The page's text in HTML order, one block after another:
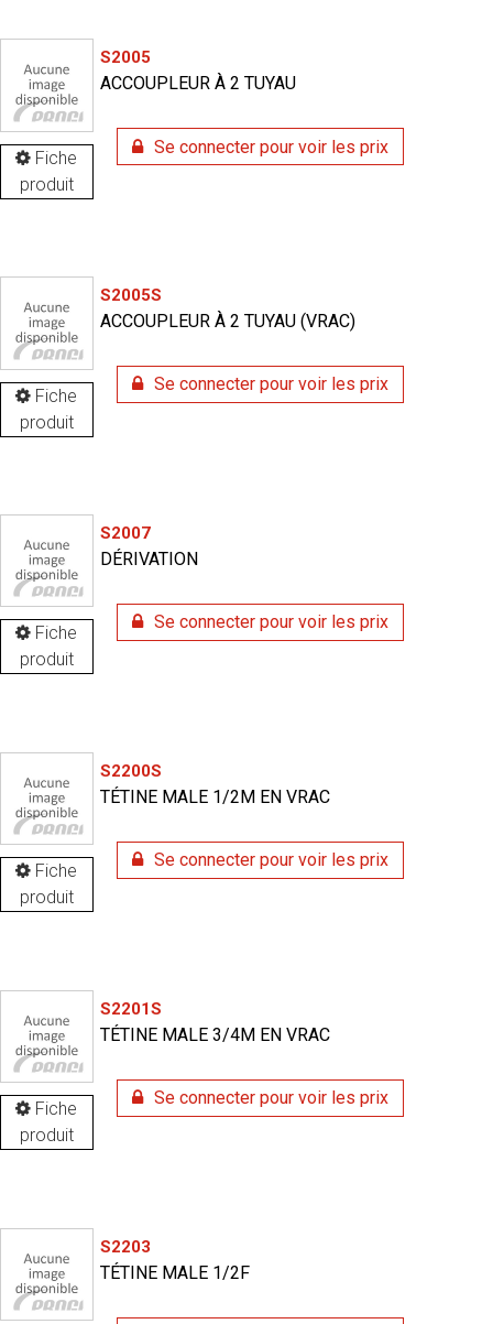
Fiche
produit
S2005
ACCOUPLEUR À 2 TUYAU
Se connecter pour voir les prix
Fiche
produit
S2005S
ACCOUPLEUR À 2 TUYAU (VRAC)
Se connecter pour voir les prix
Fiche
produit
S2007
DÉRIVATION
Se connecter pour voir les prix
Fiche
produit
S2200S
TÉTINE MALE 1/2M EN VRAC
Se connecter pour voir les prix
Fiche
produit
S2201S
TÉTINE MALE 3/4M EN VRAC
Se connecter pour voir les prix
S2203
TÉTINE MALE 1/2F